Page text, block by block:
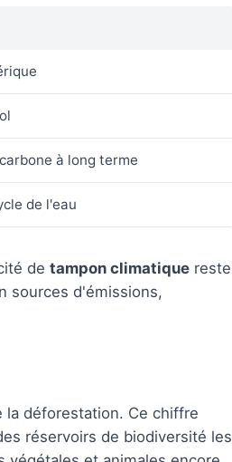
à long terme
de l'eau
de tampon climatique reste
sources d'émissions,
la déforestation. Ce chiffre
réservoirs de biodiversité les